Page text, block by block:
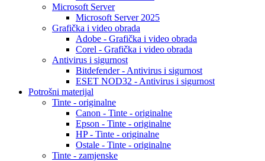
Microsoft Server
Microsoft Server 2025
Grafička i video obrada
Adobe - Grafička i video obrada
Corel - Grafička i video obrada
Antivirus i sigurnost
Bitdefender - Antivirus i sigurnost
ESET NOD32 - Antivirus i sigurnost
Potrošni materijal
Tinte - originalne
Canon - Tinte - originalne
Epson - Tinte - originalne
HP - Tinte - originalne
Ostale - Tinte - originalne
Tinte - zamjenske